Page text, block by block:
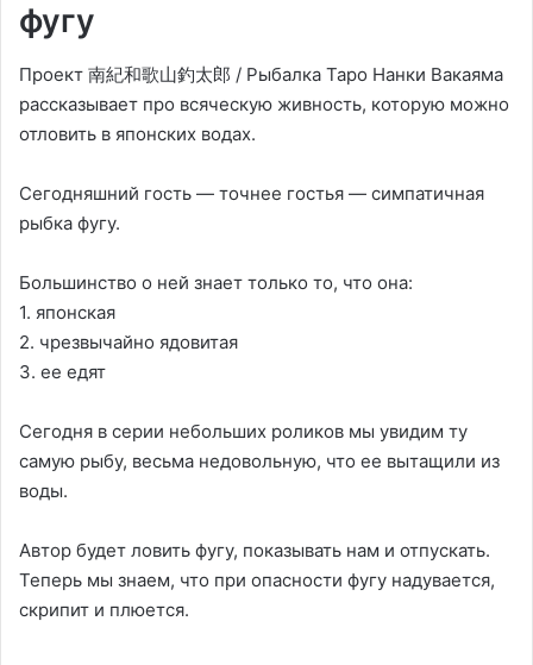
фугу
Проект 南紀和歌山釣太郎 / Рыбалка Таро Нанки Вакаяма
рассказывает про всяческую живность, которую можно
отловить в японских водах.
Сегодняшний гость — точнее гостья — симпатичная
рыбка фугу.
Большинство о ней знает только то, что она:
1. японская
2. чрезвычайно ядовитая
3. ее едят
Сегодня в серии небольших роликов мы увидим ту
самую рыбу, весьма недовольную, что ее вытащили из
воды.
Автор будет ловить фугу, показывать нам и отпускать.
Теперь мы знаем, что при опасности фугу надувается,
скрипит и плюется.